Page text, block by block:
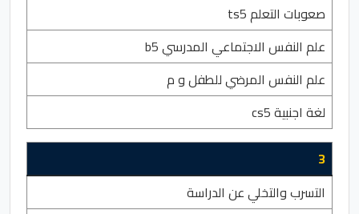
صعوبات التعلم ts5
علم النفس الاجتماعي المدرسي b5
علم النفس المرضي للطفل و م
لغة اجنبية cs5
3
التسرب والتخلي عن الدراسة